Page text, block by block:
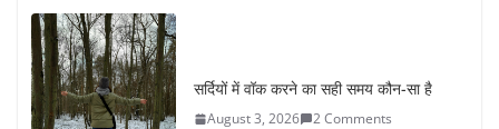
सर्दियों में वॉक करने का सही समय कौन-सा है
August 3, 2026 2 Comments